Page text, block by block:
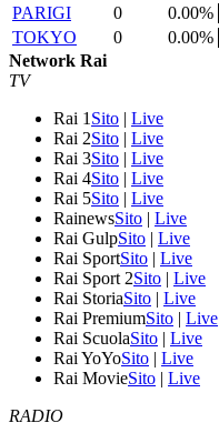
PARIGI
0
0.00%
TOKYO
0
0.00%
Network Rai
TV
Rai 1 Sito | Live
Rai 2Sito | Live
Rai 3Sito | Live
Rai 4Sito | Live
Rai 5Sito | Live
RainewsSito | Live
Rai GulpSito | Live
Rai SportSito | Live
Rai Sport 2Sito | Live
Rai StoriaSito | Live
Rai PremiumSito | Live
Rai ScuolaSito | Live
Rai YoYoSito | Live
Rai MovieSito | Live
RADIO